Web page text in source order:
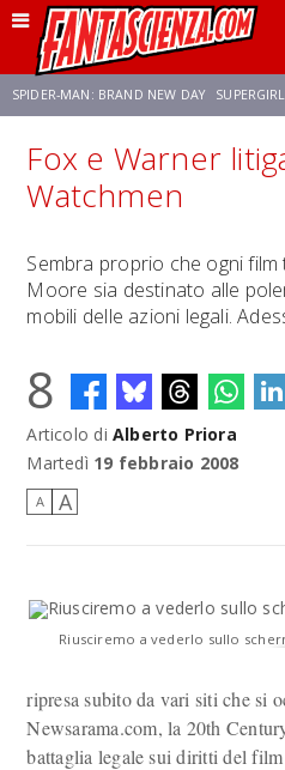
SPIDER-MAN: BRAND NEW DAY SUPERGIRL
FRANCO RICCIARDIELLO ZENDAYA STAR
Fox e Warner
Watchmen
Sembra proprio che ogni
Moore sia destinato alle
mobili delle azioni legali.
8
Articolo di Alberto Priora
Martedì 19 febbraio 2008
A A
Riusciremo a vederlo sullo
ripresa subito da vari siti che si
Newsarama.com, la 20th
battaglia legale sui diritti del film